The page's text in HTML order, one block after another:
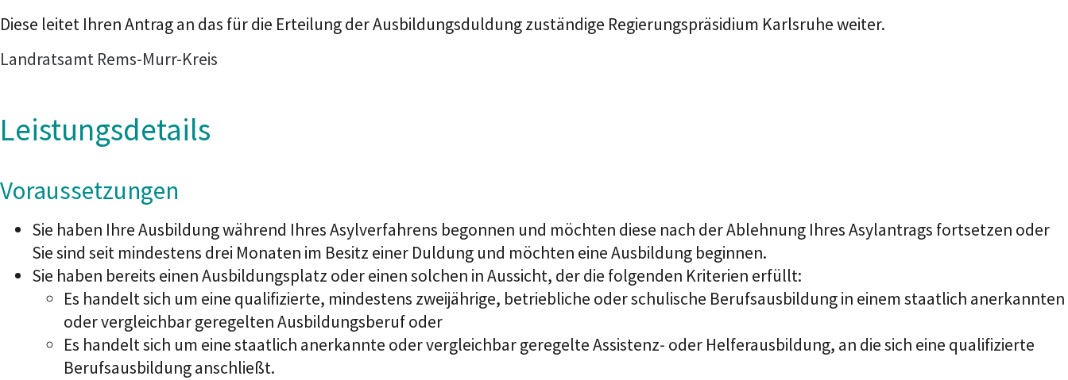
Diese leitet Ihren Antrag an das für die Erteilung der Ausbildungsduldung zuständige Regierungspräsidium Karlsruhe weiter.
Landratsamt Rems-Murr-Kreis
Leistungsdetails
Voraussetzungen
Sie haben Ihre Ausbildung während Ihres Asylverfahrens begonnen und möchten diese nach der Ablehnung Ihres Asylantrags fortsetzen oder
Sie sind seit mindestens drei Monaten im Besitz einer Duldung und möchten eine Ausbildung beginnen.
Sie haben bereits einen Ausbildungsplatz oder einen solchen in Aussicht, der die folgenden Kriterien erfüllt:
Es handelt sich um eine qualifizierte, mindestens zweijährige, betriebliche oder schulische Berufsausbildung in einem staatlich anerkannten
oder vergleichbar geregelten Ausbildungsberuf oder
Es handelt sich um eine staatlich anerkannte oder vergleichbar geregelte Assistenz- oder Helferausbildung, an die sich eine qualifizierte
Berufsausbildung anschließt.